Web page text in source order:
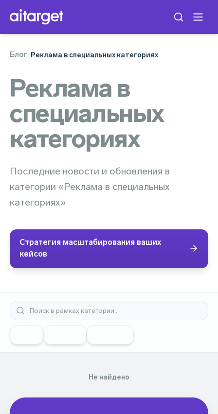
Блог/Реклама в специальных категориях
Реклама в
специальных
категориях
Последние новости и обновления в
категории «Реклама в специальных
категориях»
Стратегия масштабирования ваших
кейсов
Не найдено